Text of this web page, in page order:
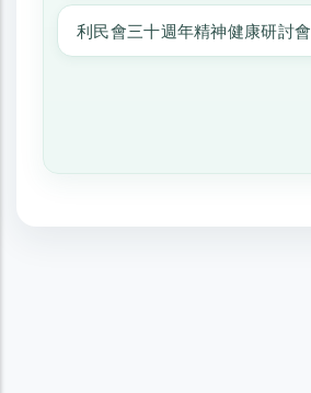
利民會三十週年精神健康研討會